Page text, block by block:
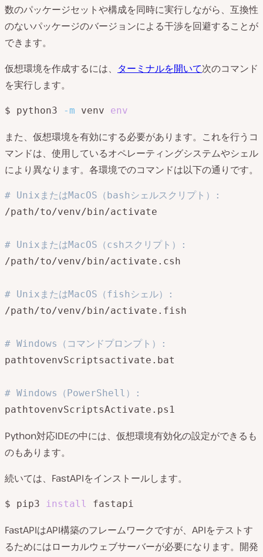
数のパッケージセットや構成を同時に実行しながら、互換性
のないパッケージのバージョンによる干渉を回避することが
できます。
仮想環境を作成するには、 ターミナルを開いて次のコマンド
を実行します。
$ python3 -m venv env
また、仮想環境を有効にする必要があります。これを行うコ
マンドは、使用しているオペレーティングシステムやシェル
により異なります。各環境でのコマンドは以下の通りです。
# UnixまたはMacOS（bashシェルスクリプト）:
/path/to/venv/bin/activate
# UnixまたはMacOS（cshスクリプト）:
/path/to/venv/bin/activate.csh
# UnixまたはMacOS（fishシェル）:
/path/to/venv/bin/activate.fish
# Windows（コマンドプロンプト）:
pathtovenvScriptsactivate.bat
# Windows（PowerShell）:
Python対応IDEの中には、仮想環境有効化の設定ができるも
のもあります。
続いては、FastAPIをインストールします。
$ pip3 install fastapi
FastAPIはAPI構築のフレームワークですが、APIをテストす
るためにはローカルウェブサーバーが必要になります。開発